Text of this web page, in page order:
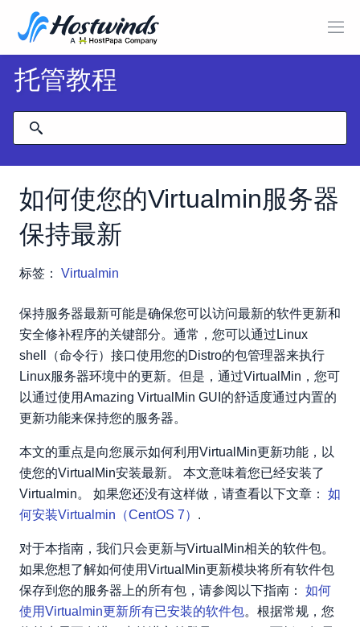
托管教程
如何使您的Virtualmin服务器
保持最新
标签： Virtualmin
保持服务器最新可能是确保您可以访问最新的软件更新和
安全修补程序的关键部分。通常，您可以通过Linux
shell（命令行）接口使用您的Distro的包管理器来执行
Linux服务器环境中的更新。但是，通过VirtualMin，您可
以通过使用Amazing VirtualMin GUI的舒适度通过内置的
更新功能来保持您的服务器。
本文的重点是向您展示如何利用VirtualMin更新功能，以
使您的VirtualMin安装最新。 本文意味着您已经安装了
Virtualmin。 如果您还没有这样做，请查看以下文章： 如
何安装Virtualmin（CentOS 7） .
对于本指南，我们只会更新与VirtualMin相关的软件包。
如果您想了解如何使用VirtualMin更新模块将所有软件包
保存到您的服务器上的所有包，请参阅以下指南： 如何
使用Virtualmin更新所有已安装的软件包。根据常规，您